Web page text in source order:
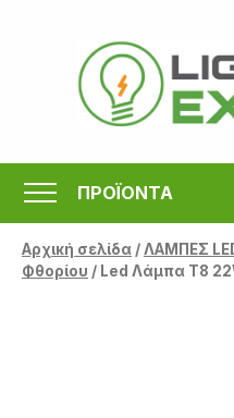
περιεχόμενο
ΠΡΟΪΟΝΤΑ
Αρχική σελίδα/ΛΑΜΠΕΣ
Φθορίου / Led Λάμπα T8